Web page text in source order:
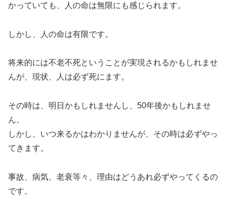
かっていても、人の命は無限にも感じられます。
しかし、人の命は有限です。
将来的には不老不死ということが実現されるかもしれませ
んが、現状、人は必ず死にます。
その時は、明日かもしれませんし、50年後かもしれませ
ん。
しかし、いつ来るかはわかりませんが、その時は必ずやっ
てきます。
事故、病気、老衰等々、理由はどうあれ必ずやってくるの
です。